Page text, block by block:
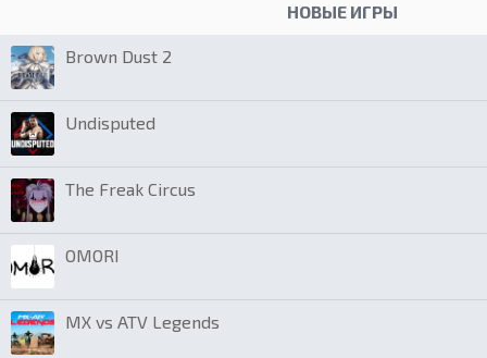
НОВЫЕ ИГРЫ
Brown Dust 2
Undisputed
The Freak Circus
OMORI
MX vs ATV Legends